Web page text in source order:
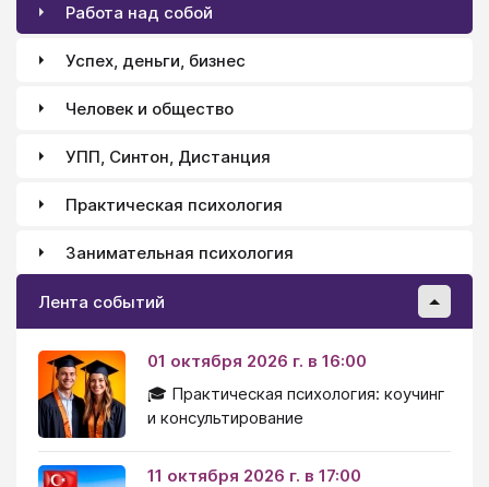
Работа над собой
Успех, деньги, бизнес
Человек и общество
УПП, Синтон, Дистанция
Практическая психология
Занимательная психология
Лента событий
01 октября 2026 г. в 16:00
🎓 Практическая психология: коучинг
и консультирование
11 октября 2026 г. в 17:00